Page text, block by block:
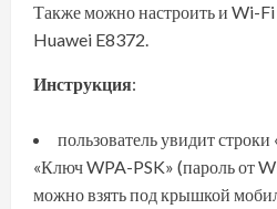
Также можно настроить и Wi-Fi
Huawei E8372.
Инструкция:
пользователь увидит
«Ключ WPA-PSK» (пароль от
можно взять под крышкой